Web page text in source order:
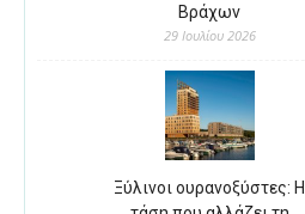
Βράχων
29 Ιουλίου 2026
Ξύλινοι ουρανοξύστες: Η